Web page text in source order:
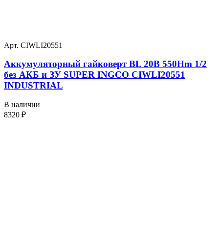
Арт. CIWLI20551
Аккумуляторный гайковерт BL 20В 550Hm 1/2
без АКБ и ЗУ SUPER INGCO CIWLI20551
INDUSTRIAL
В наличии
8320 ₽